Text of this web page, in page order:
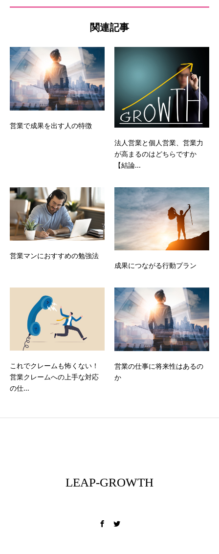
関連記事
営業で成果を出す人の特徴
法人営業と個人営業、営業力
が高まるのはどちらですか
【結論...
営業マンにおすすめの勉強法
成果につながる行動プラン
これでクレームも怖くない！
営業クレームへの上手な対応
の仕...
営業の仕事に将来性はあるの
か
LEAP-GROWTH